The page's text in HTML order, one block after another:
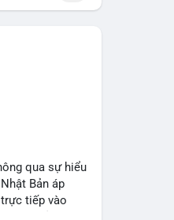
qua sự hiểu
Bản áp
tiếp vào